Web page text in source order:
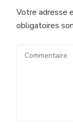
Votre adresse
obligatoires